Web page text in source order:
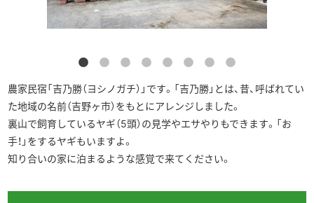
農家民宿「吉乃勝（ヨシノガチ）」です。「吉乃勝」とは、昔、呼ばれてい
た地域の名前（吉野ヶ市）をもとにアレンジしました。
裏山で飼育しているヤギ（5頭）の見学やエサやりもできます。「お
手！」をするヤギもいますよ。
知り合いの家に泊まるような感覚で来てください。